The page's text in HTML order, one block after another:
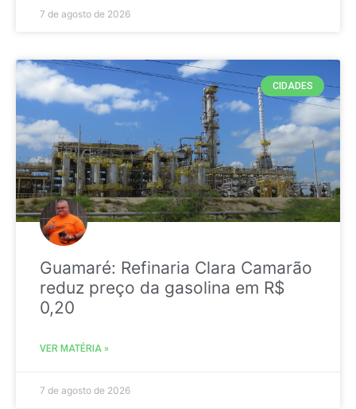
7 de agosto de 2026
CIDADES
Guamaré: Refinaria Clara Camarão
reduz preço da gasolina em R$
0,20
VER MATÉRIA »
7 de agosto de 2026